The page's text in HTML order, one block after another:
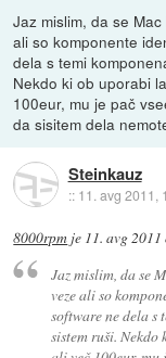
Jaz mislim, da se
ali so komponente
dela s temi
Nekdo ki ob uporabi
100eur, mu je pač
da sisitem dela
Steinkauz
:: 11. avg 2011,
8000rpm je 11. avg
Jaz mislim, da se
veze ali so
software ne dela s
sistem ruši.